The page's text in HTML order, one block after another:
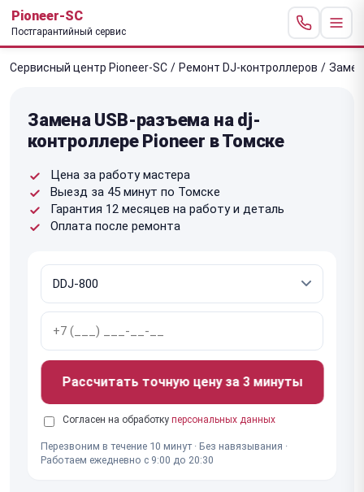
Pioneer-SC
Постгарантийный сервис
Сервисный центр Pioneer-SC / Ремонт DJ-контроллеров /
Замена USB-разъема на dj-
контроллере Pioneer в Томске
Цена за работу мастера
Выезд за 45 минут по Томске
Гарантия 12 месяцев на работу и деталь
Оплата после ремонта
Рассчитать точную цену за 3 минуты
Согласен на обработку персональных данных
Перезвоним в течение 10 минут · Без навязывания ·
Работаем ежедневно с 9:00 до 20:30